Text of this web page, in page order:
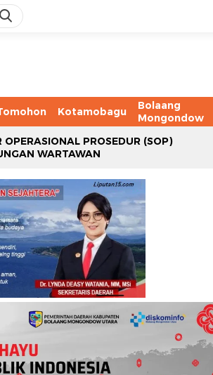
Kotamobagu
Bolaang
Mongondow
OPERASIONAL PROSEDUR (SOP)
WARTAWAN